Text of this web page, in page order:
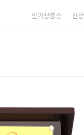
인기상품순 신